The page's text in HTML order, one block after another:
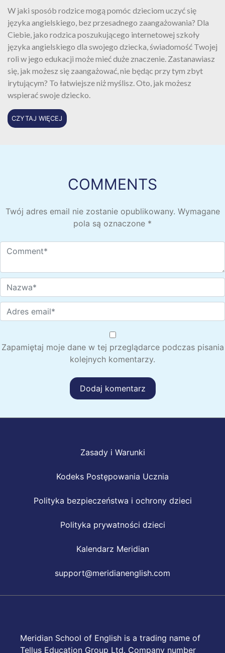
W jaki sposób rodzice mogą pomóc dzieciom uczyć się
języka angielskiego, bez przesadnego zaangażowania? Dla
Ciebie, jako rodzica poszukującego internetowej szkoły
języka angielskiego dla swojego dziecka, świadomość Twojej
roli w jego edukacji może mieć duże znaczenie. Zastanawiasz
się, jak możesz się zaangażować, nie będąc przy tym zbyt
irytującym? To łatwiejsze niż myślisz. Oto, jak możesz
wspierać swoje dziecko.
CZYTAJ WIĘCEJ
COMMENTS
Twój adres email nie zostanie opublikowany. Wymagane
pola są oznaczone *
Zapamiętaj moje dane w tej przeglądarce podczas pisania
kolejnych komentarzy.
Zasady i Warunki
Kodeks Postępowania Ucznia
Polityka bezpieczeństwa i ochrony dzieci
Polityka prywatności dzieci
Kalendarz Meridian
support@meridianenglish.com
Meridian School of English is a trading name of
Tellus Education Group Ltd. Company number